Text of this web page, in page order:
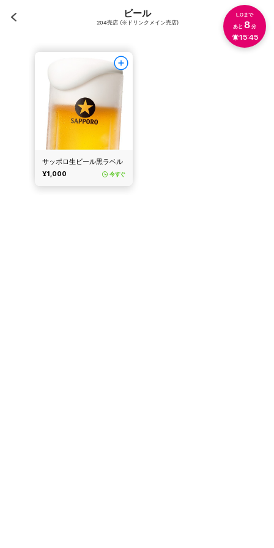
ビール
204売店 (※ドリンクメイン売店)
L.Oまで
あと 8 分
15:45
サッポロ生ビール黒ラベル
¥1,000
今すぐ